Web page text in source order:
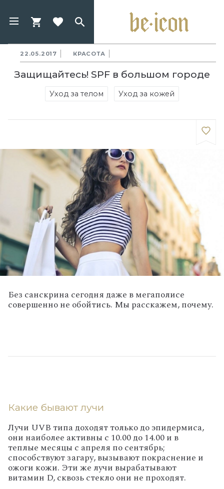
22.05.2017 КРАСОТА
Защищайтесь! SPF в большом городе
Уход за телом Уход за кожей
Без санскрина сегодня даже в мегаполисе
совершенно не обойтись. Мы расскажем, почему.
Какие бывают лучи
Лучи UVB типа доходят только до эпидермиса,
они наиболее активны с 10.00 до 14.00 и в
теплые месяцы с апреля по сентябрь;
способствуют загару, вызывают покраснение и
ожоги кожи. Эти же лучи вырабатывают
витамин D, сквозь стекло они не проходят.